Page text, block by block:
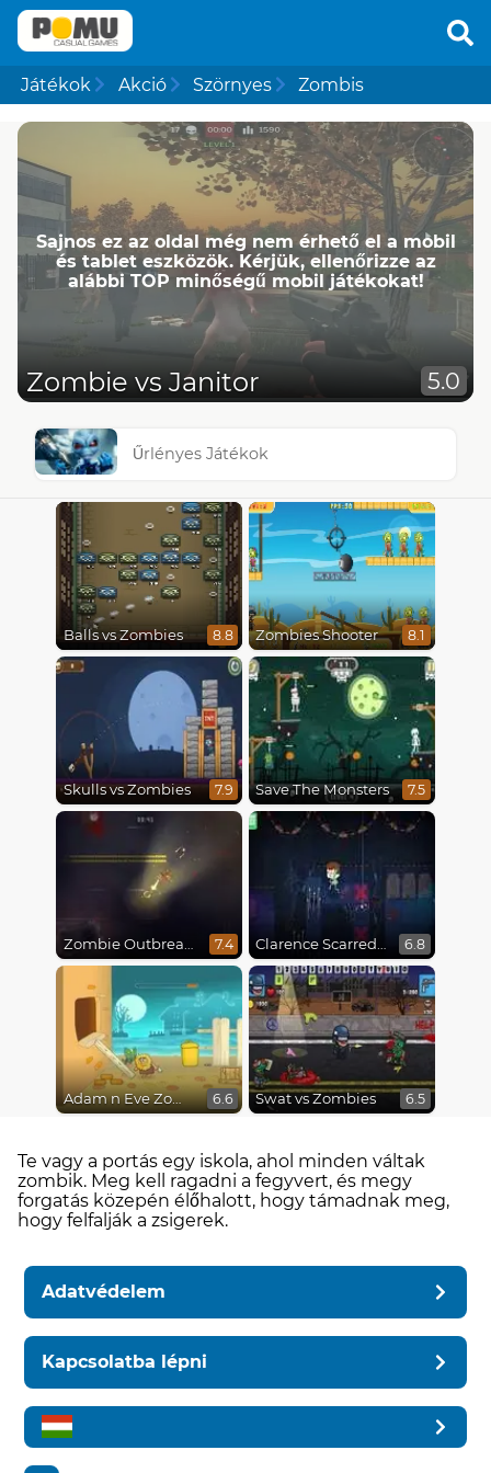
Játékok Akció Szörnyes Zombis
Sajnos ez az oldal még nem érhető el a mobil
és tablet eszközök. Kérjük, ellenőrizze az
alábbi TOP minőségű mobil játékokat!
Zombie vs Janitor 5.0
Űrlényes Játékok
Balls vs Zombies 8.8 Zombies Shooter 8.1
Skulls vs Zombies 7.9 Save The Monsters 7.5
Zombie Outbreak Arena 7.4 Clarence Scarred Silly 6.8
Adam n Eve Zombies 6.6 Swat vs Zombies 6.5
Te vagy a portás egy iskola, ahol minden váltak
zombik. Meg kell ragadni a fegyvert, és megy
forgatás közepén élőhalott, hogy támadnak meg,
hogy felfalják a zsigerek.
Adatvédelem
Kapcsolatba lépni